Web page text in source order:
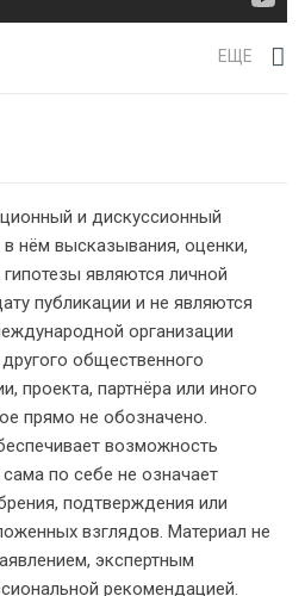
ЕЩЕ
и дискуссионный
нём высказывания, оценки,
являются личной
публикации и не являются
организации
общественного
проекта, партнёра или иного
прямо не обозначено.
возможность
по себе не означает
подтверждения или
взглядов. Материал не
экспертным
рекомендацией.